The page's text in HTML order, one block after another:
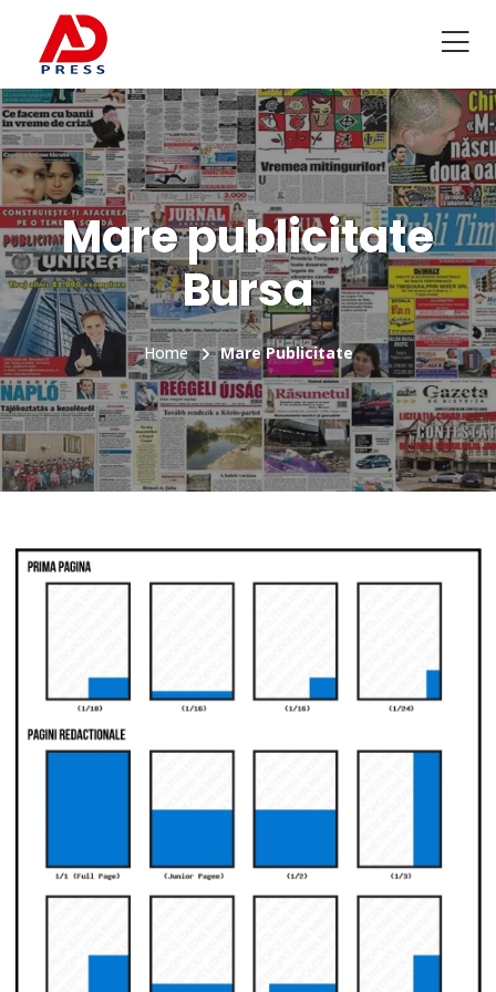
Mare publicitate
Bursa
Home Mare Publicitate